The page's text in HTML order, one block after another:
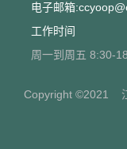
电子邮箱
工作时间
周一到周五 8:30-
Copyright ©2021